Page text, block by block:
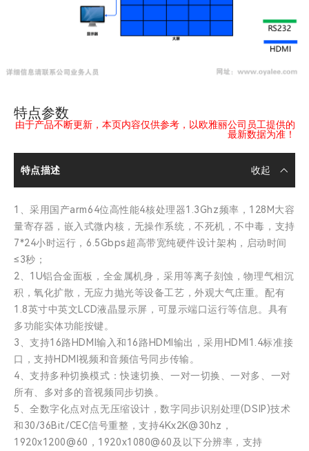
特点参数
由于产品不断更新，本页内容仅供参考，以欧雅丽公司员工提供的
最新数据为准！
特点描述
1、采用国产arm64位高性能4核处理器1.3Ghz频率，128M大容
量寄存器，嵌入式微内核，无操作系统，不死机，不中毒，支持
7*24小时运行，6.5Gbps超高带宽纯硬件设计架构，启动时间
≤3秒；
2、1U铝合金面板，全金属机身，采用等离子刻蚀，物理气相沉
积，氧化扩散，无应力抛光等设备工艺，外观大气庄重。配有
1.8英寸中英文LCD液晶显示屏，可显示端口运行等信息。具有
多功能实体功能按键。
3、支持16路HDMI输入和16路HDMI输出，采用HDMI1.4标准接
口，支持HDMI视频和音频信号同步传输。
4、支持多种切换模式：快速切换、一对一切换、一对多、一对
所有、多对多的音视频同步切换。
5、全数字化点对点无压缩设计，数字同步识别处理(DSIP)技术
和30/36Bit/CEC信号重整，支持4Kx2K@30hz，
1920x1200@60，1920x1080@60及以下分辨率，支持